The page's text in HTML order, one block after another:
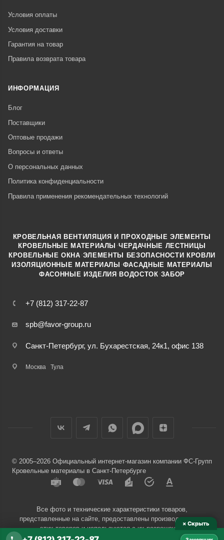
Условия оплаты
Условия доставки
Гарантия на товар
Правила возврата товара
ИНФОРМАЦИЯ
Блог
Поставщики
Оптовые продажи
Вопросы и ответы
О персональных данных
Политика конфиденциальности
Правила применения рекомендательных технологий
+7 (812) 317-22-87
spb@favor-group.ru
Санкт-Петербург, ул. Бухарестская, 24к1, офис 138
Москва Тула
КРОВЕЛЬНАЯ ВЕНТИЛЯЦИЯ И ПРОХОДНЫЕ ЭЛЕМЕНТЫ
КРОВЕЛЬНЫЕ МАТЕРИАЛЫ ·ЧЕРДАЧНЫЕ ЛЕСТНИЦЫ
КРОВЕЛЬНЫЕ ОКНА ·ЭЛЕМЕНТЫ БЕЗОПАСНОСТИ КРОВЛИ
ИЗОЛЯЦИОННЫЕ МАТЕРИАЛЫ ·ФАСАДНЫЕ МАТЕРИАЛЫ
ФАСОННЫЕ ИЗДЕЛИЯ·ВОДОСТОК ·ЗАБОР
© 2005–2026 Официальный интернет-магазин компании ФС-Групп
Кровельные материалы в Санкт-Петербурге
Все фото и технические характеристики товаров,
представленные на сайте, предоставлены производителями
этих товаров и используются с их разрешения.
× Скрыть